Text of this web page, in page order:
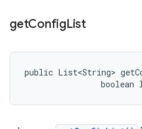
getConfigList
public List<String>
boolean